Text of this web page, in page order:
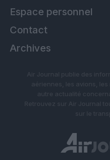
Espace personnel
Contact
Archives